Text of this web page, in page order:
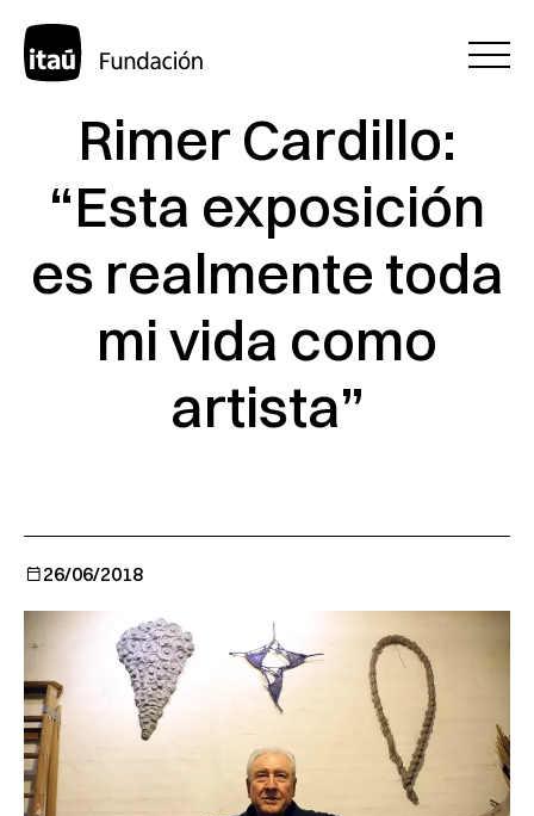
Rimer Cardillo:
“Esta exposición
es realmente toda
mi vida como
artista”
26/06/2018